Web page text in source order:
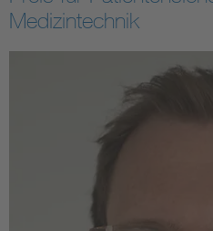
Medizintechnik